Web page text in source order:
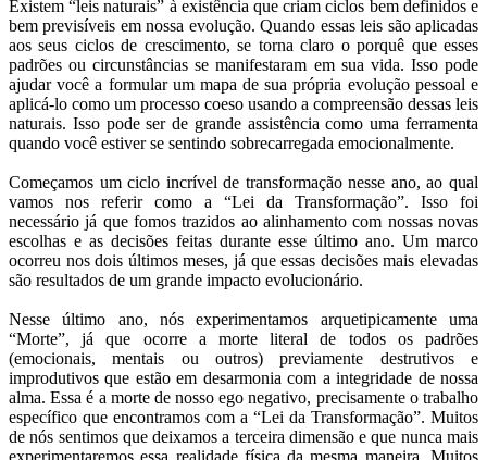
Existem “leis naturais” à existência que criam ciclos bem definidos e
bem previsíveis em nossa evolução. Quando essas leis são aplicadas
aos seus ciclos de crescimento, se torna claro o porquê que esses
padrões ou circunstâncias se manifestaram em sua vida. Isso pode
ajudar você a formular um mapa de sua própria evolução pessoal e
aplicá-lo como um processo coeso usando a compreensão dessas leis
naturais. Isso pode ser de grande assistência como uma ferramenta
quando você estiver se sentindo sobrecarregada emocionalmente.
Começamos um ciclo incrível de transformação nesse ano, ao qual
vamos nos referir como a “Lei da Transformação”. Isso foi
necessário já que fomos trazidos ao alinhamento com nossas novas
escolhas e as decisões feitas durante esse último ano. Um marco
ocorreu nos dois últimos meses, já que essas decisões mais elevadas
são resultados de um grande impacto evolucionário.
Nesse último ano, nós experimentamos arquetipicamente uma
“Morte”, já que ocorre a morte literal de todos os padrões
(emocionais, mentais ou outros) previamente destrutivos e
improdutivos que estão em desarmonia com a integridade de nossa
alma. Essa é a morte de nosso ego negativo, precisamente o trabalho
específico que encontramos com a “Lei da Transformação”. Muitos
de nós sentimos que deixamos a terceira dimensão e que nunca mais
experimentaremos essa realidade física da mesma maneira. Muitos